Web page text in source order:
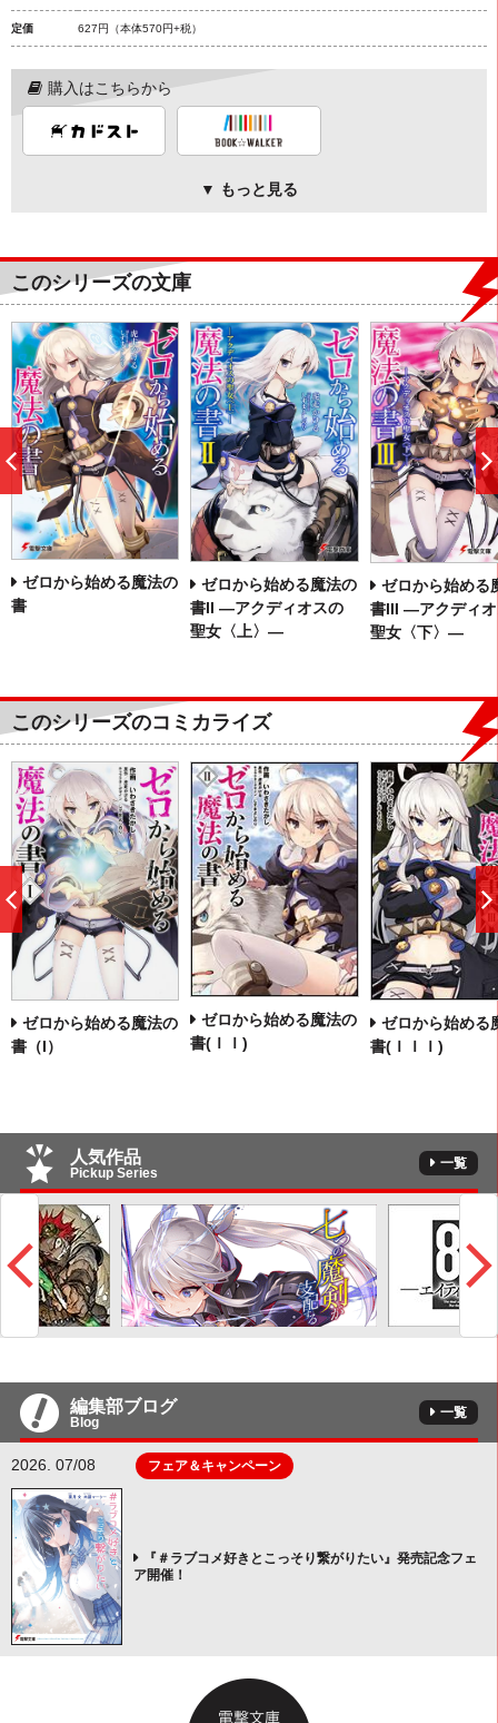
定価 627円 （本体570円+税）
購入はこちらから
▼ もっと見る
このシリーズの文庫
ゼロから始める魔法の
書
ゼロから始める魔法の
書II ―アクディオスの
聖女〈上〉―
ゼロから始める
書III ―アクディ
聖女〈下〉―
前
このシリーズのコミカライズ
ゼロから始める魔法の
書（I）
ゼロから始める魔法の
書(ＩＩ)
ゼロから始める
書(ＩＩＩ)
前
へ
人気作品
Pickup Series
一覧
編集部ブログ
Blog
一覧
2026. 07/08 フェア＆キャンペーン
『＃ラブコメ好きとこっそり繋がりたい』発売記念フェ
ア開催！